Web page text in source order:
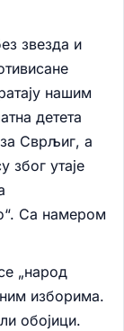
звезда и
нашим
детета
Сврљиг, а
због утаје
Са намером
„народ
изборима.
обојици.